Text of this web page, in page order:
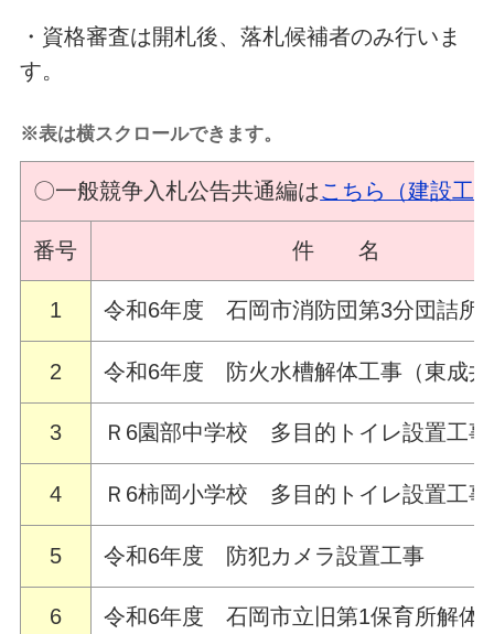
・資格審査は開札後、落札候補者のみ行いま
す。
※表は横スクロールできます。
〇一般競争入札公告共通編はこちら（建設工
番号 件 名
1 令和6年度 石岡市消防団第3分団詰所
2 令和6年度 防火水槽解体工事（東成井
3 Ｒ6園部中学校 多目的トイレ設置工事
4 Ｒ6柿岡小学校 多目的トイレ設置工事
5 令和6年度 防犯カメラ設置工事
6 令和6年度 石岡市立旧第1保育所解体